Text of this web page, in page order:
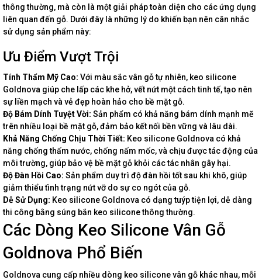
thông thường, mà còn là một giải pháp toàn diện cho các ứng dụng
liên quan đến gỗ. Dưới đây là những lý do khiến bạn nên cân nhắc
sử dụng sản phẩm này:
Ưu Điểm Vượt Trội
Tính Thẩm Mỹ Cao: Với màu sắc vân gỗ tự nhiên, keo silicone
Goldnova giúp che lấp các khe hở, vết nứt một cách tinh tế, tạo nên
sự liền mạch và vẻ đẹp hoàn hảo cho bề mặt gỗ.
Độ Bám Dính Tuyệt Vời: Sản phẩm có khả năng bám dính mạnh mẽ
trên nhiều loại bề mặt gỗ, đảm bảo kết nối bền vững và lâu dài.
Khả Năng Chống Chịu Thời Tiết: Keo silicone Goldnova có khả
năng chống thấm nước, chống nấm mốc, và chịu được tác động của
môi trường, giúp bảo vệ bề mặt gỗ khỏi các tác nhân gây hại.
Độ Đàn Hồi Cao: Sản phẩm duy trì độ đàn hồi tốt sau khi khô, giúp
giảm thiểu tình trạng nứt vỡ do sự co ngót của gỗ.
Dễ Sử Dụng: Keo silicone Goldnova có dạng tuýp tiện lợi, dễ dàng
thi công bằng súng bắn keo silicone thông thường.
Các Dòng Keo Silicone Vân Gỗ
Goldnova Phổ Biến
Goldnova cung cấp nhiều dòng keo silicone vân gỗ khác nhau, mỗi